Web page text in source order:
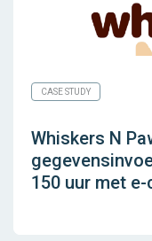
CASE STUDY
Whiskers N
150 uur met